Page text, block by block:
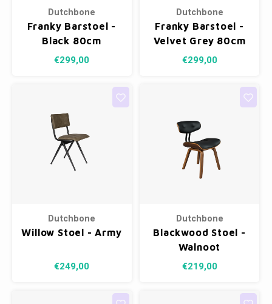
Dutchbone
Franky Barstoel -
Black 80cm
€299,00
Dutchbone
Franky Barstoel -
Velvet Grey 80cm
€299,00
Dutchbone
Willow Stoel - Army
€249,00
Dutchbone
Blackwood Stoel -
Walnoot
€219,00